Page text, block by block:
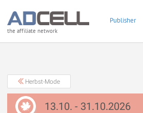
the affiliate network
Publisher
Herbst-Mode
13.10. - 31.10.2026